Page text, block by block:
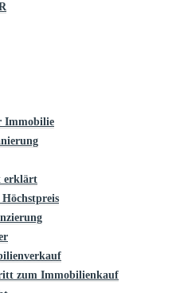
Immobilie
erklärt
zum Immobilienkauf